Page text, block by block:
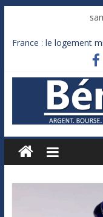
France : le logement
Des milliards de
Royaume-Uni : Andy
Xavier Niel, le
Ruée des fortunes